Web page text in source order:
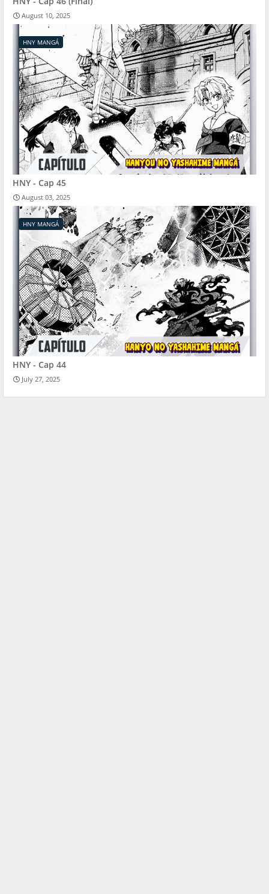
August 10, 2025
HNY MANGÁ
HNY - Cap 45
August 03, 2025
HNY MANGÁ
HNY - Cap 44
July 27, 2025